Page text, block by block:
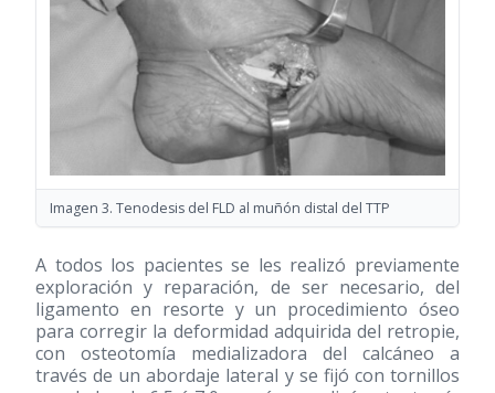
Imagen 3. Tenodesis del FLD al muñón distal del TTP
A todos los pacientes se les realizó previamente
exploración y reparación, de ser necesario, del
ligamento en resorte y un procedimiento óseo
para corregir la deformidad adquirida del retropie,
con osteotomía medializadora del calcáneo a
través de un abordaje lateral y se fijó con tornillos